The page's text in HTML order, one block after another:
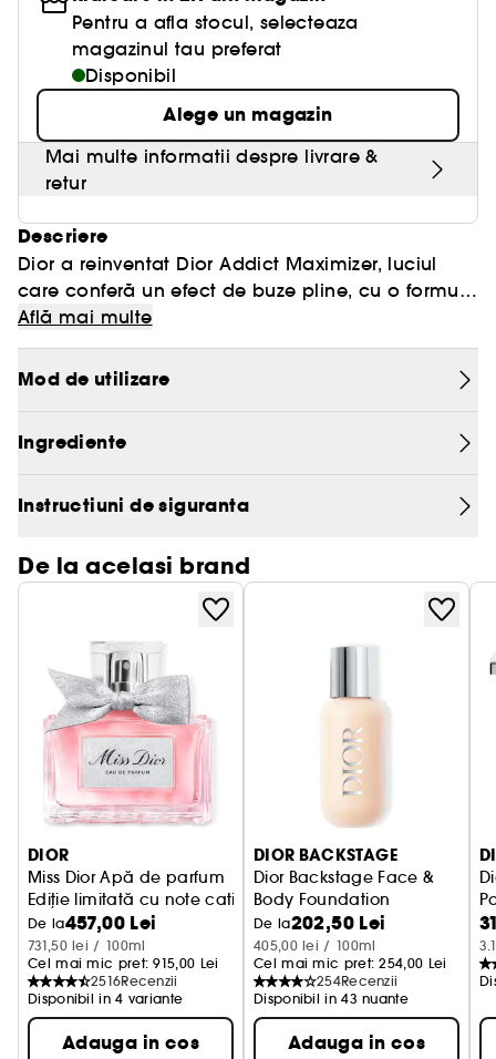
Pentru a afla stocul, selecteaza
magazinul tau preferat
Disponibil
Alege un magazin
Mai multe informatii despre livrare &
retur
Descriere
Dior a reinventat Dior Addict Maximizer, luciul
care conferă un efect de buze pline, cu o formulă
de îngrijire a buzelor ce conține 90%* ingrediente
de origine naturală. Acest produs garantează o
strălucire ca de oglindă, un efect de volum
Luciul maximizator de buze Dior Addict este
disponibil într-o gamă largă de nuanțe
și holografică. Fiind multifuncțional, acesta poate
fi aplicat individual ca luciu sau ca primer pentru
ruj, conferind un efect de buze pline și hidratate.
* Valoare calculată pe baza standardelor ISO
16128-1 și ISO 16128-2. Este inclus și procentajul
apei. Restul ingredientelor contribuie la
performanța, senzorialitatea și stabilitatea
formulei.
** Test instrumental pe 30 de subiecți.
Află mai multe
Mod de utilizare
Ingrediente
Instructiuni de siguranta
De la acelasi brand
DIOR
Miss Dior Apă de parfum
Ediție limitată cu note catifelate și senzuale
De la457,00 Lei
731,50 lei / 100ml
Cel mai mic pret: 915,00 Lei
2516Recenzii
Disponibil in 4 variante
Adauga in cos
DIOR BACKSTAGE
Dior Backstage Face &
Body Foundation
Fond de ten pentru ten si corp
De la202,50 Lei
405,00 lei / 100ml
Cel mai mic pret: 254,00 Lei
254Recenzii
Disponibil in 43 nuante
Adauga in cos